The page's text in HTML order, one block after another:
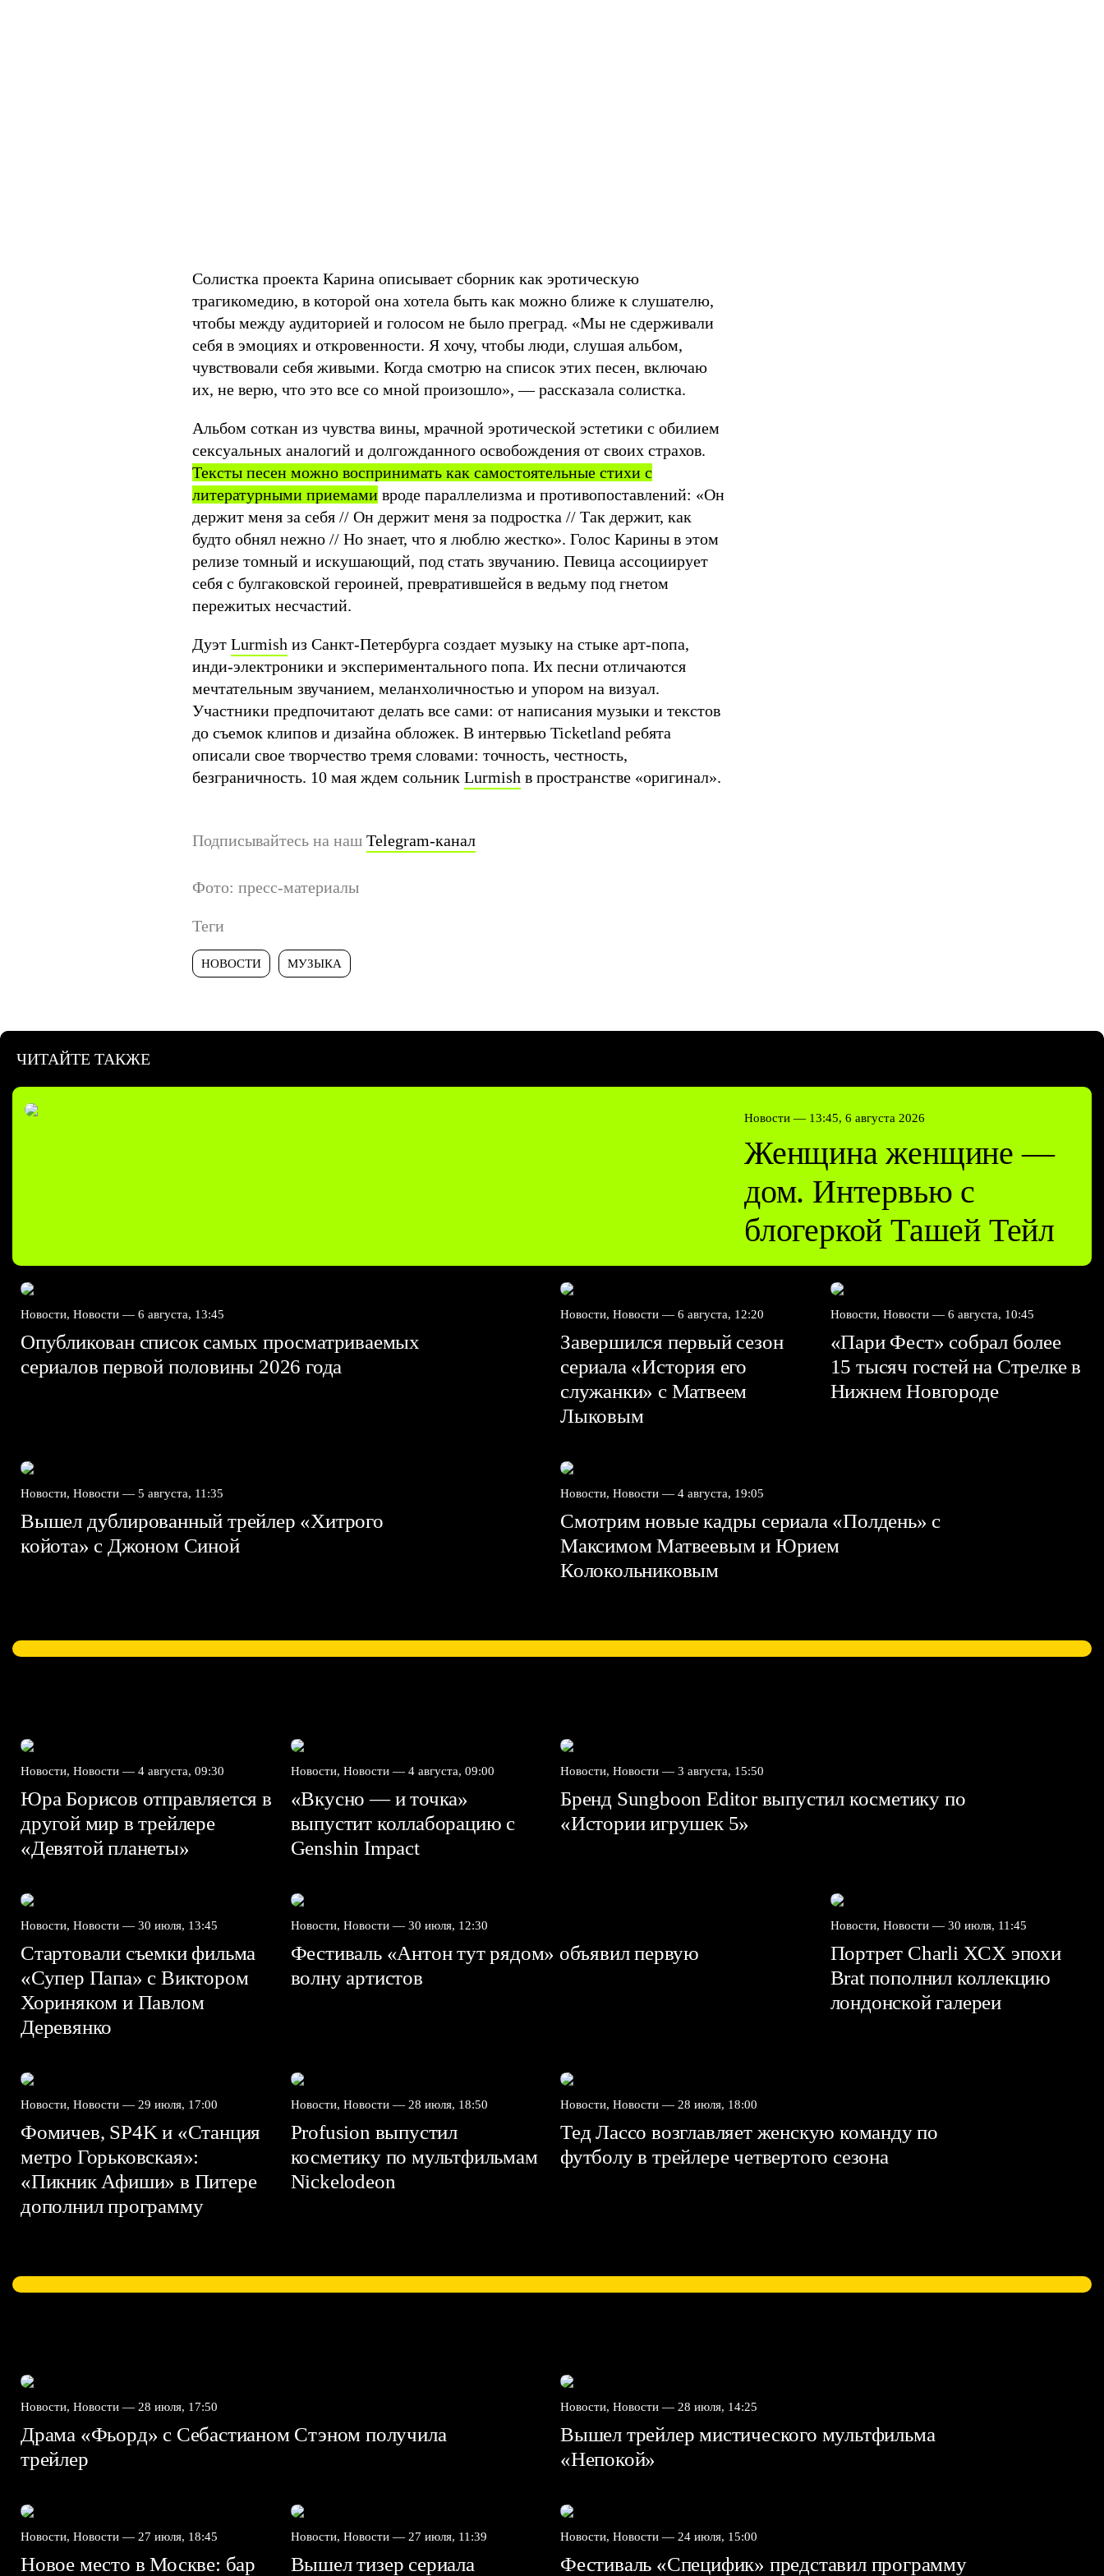
Солистка проекта Карина описывает сборник как эротическую
трагикомедию, в которой она хотела быть как можно ближе к слушателю,
чтобы между аудиторией и голосом не было преград. «Мы не сдерживали
себя в эмоциях и откровенности. Я хочу, чтобы люди, слушая альбом,
чувствовали себя живыми. Когда смотрю на список этих песен, включаю
их, не верю, что это все со мной произошло», — рассказала солистка.
Альбом соткан из чувства вины, мрачной эротической эстетики с обилием
сексуальных аналогий и долгожданного освобождения от своих страхов.
Тексты песен можно воспринимать как самостоятельные стихи с
литературными приемами вроде параллелизма и противопоставлений: «Он
держит меня за себя // Он держит меня за подростка // Так держит, как
будто обнял нежно // Но знает, что я люблю жестко». Голос Карины в этом
релизе томный и искушающий, под стать звучанию. Певица ассоциирует
себя с булгаковской героиней, превратившейся в ведьму под гнетом
пережитых несчастий.
Дуэт Lurmish из Санкт-Петербурга создает музыку на стыке арт-попа,
инди-электроники и экспериментального попа. Их песни отличаются
мечтательным звучанием, меланхоличностью и упором на визуал.
Участники предпочитают делать все сами: от написания музыки и текстов
до съемок клипов и дизайна обложек. В интервью Ticketland ребята
описали свое творчество тремя словами: точность, честность,
безграничность. 10 мая ждем сольник Lurmish в пространстве «оригинал».
Подписывайтесь на наш Telegram-канал
Фото: пресс-материалы
Теги
НОВОСТИ МУЗЫКА
ЧИТАЙТЕ ТАКЖЕ
Новости — 13:45, 6 августа 2026
Женщина женщине —
дом. Интервью с
блогеркой Ташей Тейл
Новости, Новости — 6 августа, 13:45
Опубликован список самых просматриваемых
сериалов первой половины 2026 года
Новости, Новости — 6 августа, 12:20
Завершился первый сезон
сериала «История его
служанки» с Матвеем
Лыковым
Новости, Новости — 6 августа, 10:45
«Пари Фест» собрал более
15 тысяч гостей на Стрелке в
Нижнем Новгороде
Новости, Новости — 5 августа, 11:35
Вышел дублированный трейлер «Хитрого
койота» с Джоном Синой
Новости, Новости — 4 августа, 19:05
Смотрим новые кадры сериала «Полдень» с
Максимом Матвеевым и Юрием
Колокольниковым
Новости, Новости — 4 августа, 09:30
Юра Борисов отправляется в
другой мир в трейлере
«Девятой планеты»
Новости, Новости — 4 августа, 09:00
«Вкусно — и точка»
выпустит коллаборацию с
Genshin Impact⁠⁠
Новости, Новости — 3 августа, 15:50
Бренд Sungboon Editor выпустил косметику по
«Истории игрушек 5»
Новости, Новости — 30 июля, 13:45
Стартовали съемки фильма
«Супер Папа» с Виктором
Хориняком и Павлом
Деревянко
Новости, Новости — 30 июля, 12:30
Фестиваль «Антон тут рядом» объявил первую
волну артистов
Новости, Новости — 30 июля, 11:45
Портрет Charli XCX эпохи
Brat пополнил коллекцию
лондонской галереи
Новости, Новости — 29 июля, 17:00
Фомичев, SP4K и «Станция
метро Горьковская»:
«Пикник Афиши» в Питере
дополнил программу
Новости, Новости — 28 июля, 18:50
Profusion выпустил
косметику по мультфильмам
Nickelodeon
Новости, Новости — 28 июля, 18:00
Тед Лассо возглавляет женскую команду по
футболу в трейлере четвертого сезона
Новости, Новости — 28 июля, 17:50
Драма «Фьорд» с Себастианом Стэном получила
трейлер
Новости, Новости — 28 июля, 14:25
Вышел трейлер мистического мультфильма
«Непокой»
Новости, Новости — 27 июля, 18:45
Новое место в Москве: бар
Новости, Новости — 27 июля, 11:39
Вышел тизер сериала
Новости, Новости — 24 июля, 15:00
Фестиваль «Специфик» представил программу